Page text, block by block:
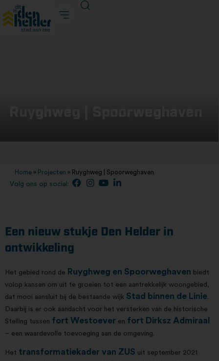
Home » Projecten » Ruyghweg | Spoorweghaven
Volg ons op social:
Een nieuw stukje Den Helder in
ontwikkeling
Het gebied rond de Ruyghweg en Spoorweghaven biedt
volop kansen om uit te groeien tot een aantrekkelijk woongebied,
dat mooi aansluit bij de bestaande wijk Stad binnen de Linie.
Daarbij is er ook aandacht voor het versterken van de historische
Stelling tussen fort Westoever en fort Dirksz Admiraal
– een waardevolle toevoeging aan de omgeving.
Het transformatiekader van ZUS uit september 2021